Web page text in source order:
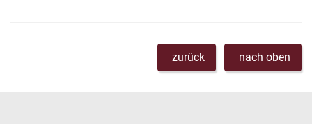
zurück nach oben